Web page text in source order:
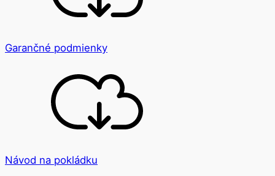
Garančné podmienky
Návod na pokládku